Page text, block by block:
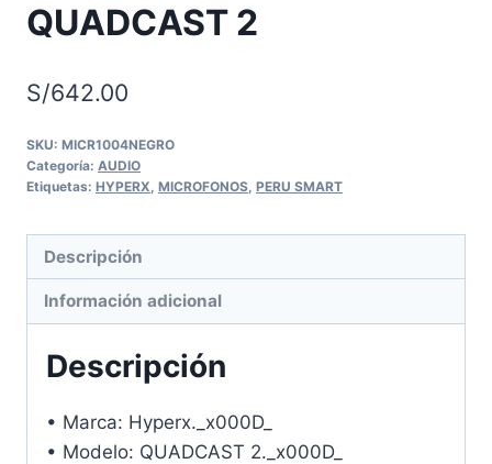
QUADCAST 2
S/642.00
SKU: MICR1004NEGRO
Categoría: AUDIO
Etiquetas: HYPERX MICROFONOS PERU SMART
Descripción
Información adicional
Descripción
• Marca: Hyperx._x000D_
• Modelo: QUADCAST 2._x000D_